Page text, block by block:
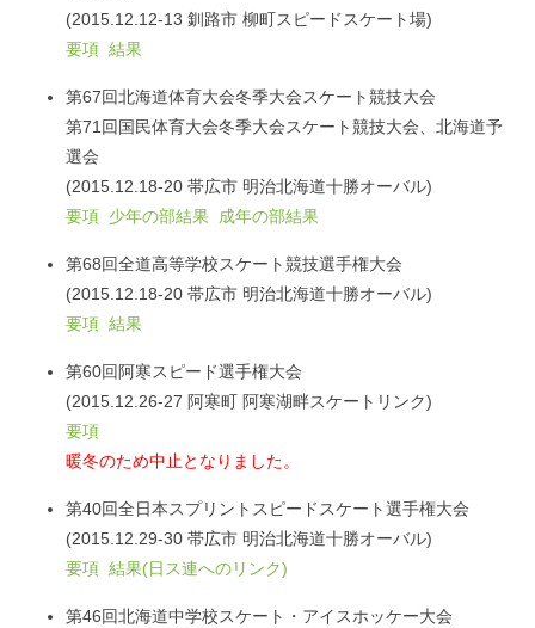
(2015.12.12-13 釧路市 柳町スピードスケート場)
要項 結果
第67回北海道体育大会冬季大会スケート競技大会
第71回国民体育大会冬季大会スケート競技大会、北海道予
選会
(2015.12.18-20 帯広市 明治北海道十勝オーバル)
要項 少年の部結果 成年の部結果
第68回全道高等学校スケート競技選手権大会
(2015.12.18-20 帯広市 明治北海道十勝オーバル)
要項 結果
第60回阿寒スピード選手権大会
(2015.12.26-27 阿寒町 阿寒湖畔スケートリンク)
要項
暖冬のため中止となりました。
第40回全日本スプリントスピードスケート選手権大会
(2015.12.29-30 帯広市 明治北海道十勝オーバル)
要項 結果(日ス連へのリンク)
第46回北海道中学校スケート・アイスホッケー大会